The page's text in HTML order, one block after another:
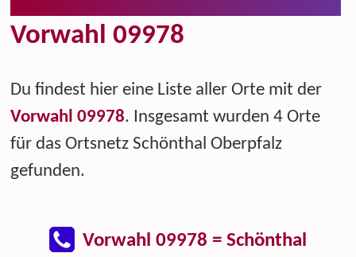
Vorwahl 09978
Du findest hier eine Liste aller Orte mit der
Vorwahl 09978. Insgesamt wurden 4 Orte
für das Ortsnetz Schönthal Oberpfalz
gefunden.
Vorwahl 09978 = Schönthal